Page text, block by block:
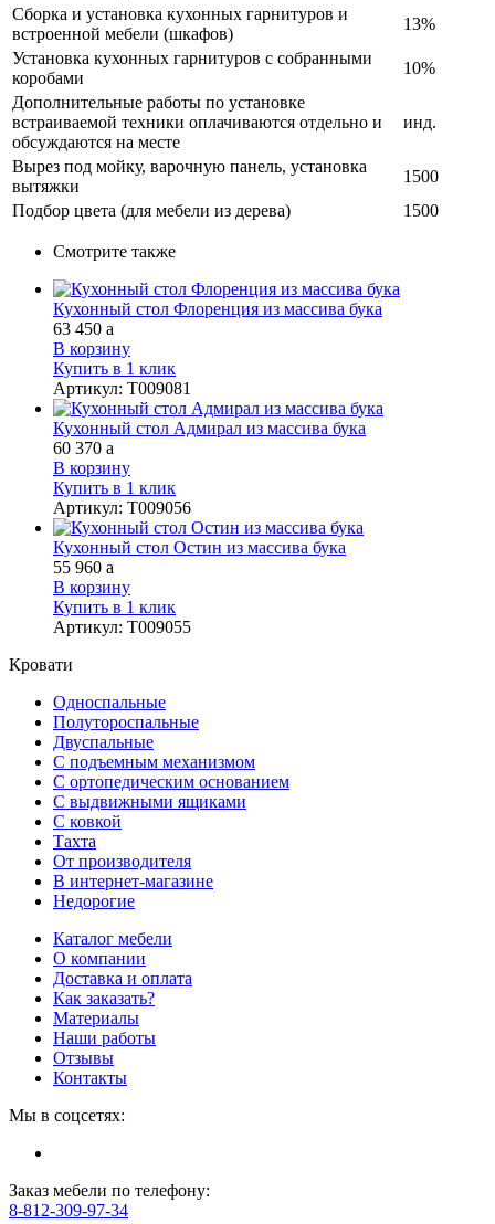
Сборка и установка кухонных гарнитуров и
встроенной мебели (шкафов)
13%
Установка кухонных гарнитуров с собранными
коробами
10%
Дополнительные работы по установке
встраиваемой техники оплачиваются отдельно и
обсуждаются на месте
инд.
Вырез под мойку, варочную панель, установка
вытяжки
1500
Подбор цвета (для мебели из дерева)
1500
Смотрите также
Кухонный стол Флоренция из массива бука
63 450 a
В корзину
Купить в 1 клик
Артикул: Т009081
Кухонный стол Адмирал из массива бука
60 370 a
В корзину
Купить в 1 клик
Артикул: Т009056
Кухонный стол Остин из массива бука
55 960 a
В корзину
Купить в 1 клик
Артикул: Т009055
Кровати
Односпальные
Полутороспальные
Двуспальные
С подъемным механизмом
С ортопедическим основанием
С выдвижными ящиками
С ковкой
Тахта
От производителя
В интернет-магазине
Недорогие
Каталог мебели
О компании
Доставка и оплата
Как заказать?
Материалы
Наши работы
Отзывы
Контакты
Мы в соцсетях:
Заказ мебели по телефону:
8-812-309-97-34